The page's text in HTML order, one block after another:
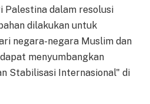
Palestina dalam resolusi
dilakukan untuk
negara-negara Muslim dan
menyumbangkan
Stabilisasi Internasional" di